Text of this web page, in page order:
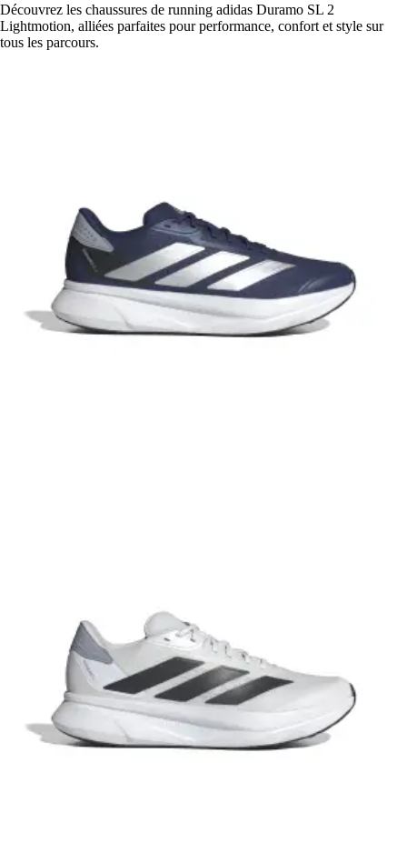
Découvrez les chaussures de running adidas Duramo SL 2
Lightmotion, alliées parfaites pour performance, confort et style sur
tous les parcours.